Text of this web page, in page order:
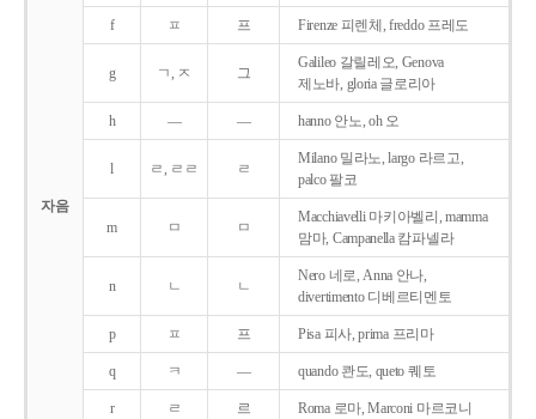
자음
f ㅍ 프 Firenze 피렌체, freddo 프레도
g ㄱ, ㅈ 그
Galileo 갈릴레오, Genova
제노바, gloria 글로리아
h ― ― hanno 안노, oh 오
l ㄹ, ㄹㄹ ㄹ
Milano 밀라노, largo 라르고,
palco 팔코
m ㅁ ㅁ
Macchiavelli 마키아벨리, mamma
맘마, Campanella 캄파넬라
n ㄴ ㄴ
Nero 네로, Anna 안나,
divertimento 디베르티멘토
p ㅍ 프 Pisa 피사, prima 프리마
q ㅋ ― quando 콴도, queto 퀘토
r ㄹ 르 Roma 로마, Marconi 마르코니